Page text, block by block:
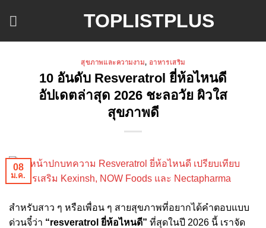
TOPLISTPLUS
สุขภาพและความงาม, อาหารเสริม
10 อันดับ Resveratrol ยี่ห้อไหนดี
อัปเดตล่าสุด 2026 ชะลอวัย ผิวใส
สุขภาพดี
08
ม.ค.
สำหรับสาว ๆ หรือเพื่อน ๆ สายสุขภาพที่อยากได้คำตอบแบบ
ด่วนจี๋ว่า “resveratrol ยี่ห้อไหนดี” ที่สุดในปี 2026 นี้ เราจัด